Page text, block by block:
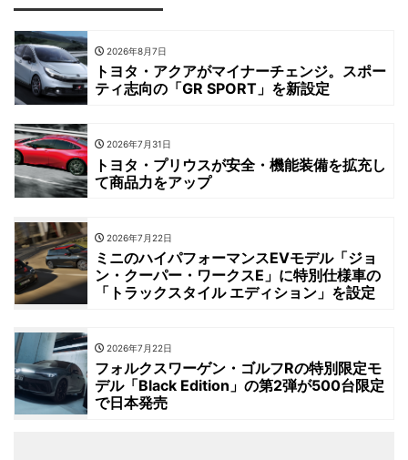
2026年8月7日
トヨタ・アクアがマイナーチェンジ。スポー
ティ志向の「GR SPORT」を新設定
2026年7月31日
トヨタ・プリウスが安全・機能装備を拡充し
て商品力をアップ
2026年7月22日
ミニのハイパフォーマンスEVモデル「ジョ
ン・クーパー・ワークスE」に特別仕様車の
「トラックスタイル エディション」を設定
2026年7月22日
フォルクスワーゲン・ゴルフRの特別限定モ
デル「Black Edition」の第2弾が500台限定
で日本発売